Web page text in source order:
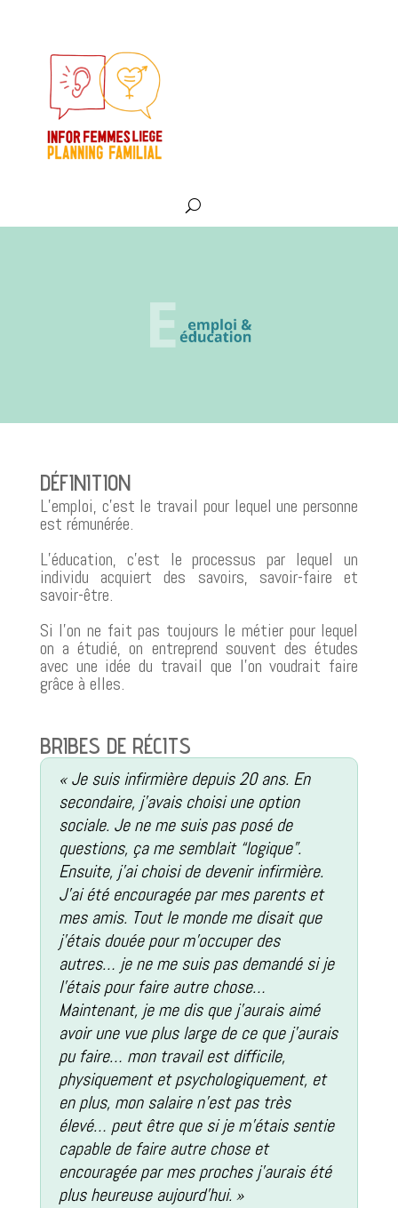
DÉFINITION
L’emploi, c’est le travail pour lequel une personne
est rémunérée.
L’éducation, c’est le processus par lequel un
individu acquiert des savoirs, savoir-faire et
savoir-être.
Si l’on ne fait pas toujours le métier pour lequel
on a étudié, on entreprend souvent des études
avec une idée du travail que l’on voudrait faire
grâce à elles.
BRIBES DE RÉCITS
« Je suis infirmière depuis 20 ans. En
secondaire, j’avais choisi une option
sociale. Je ne me suis pas posé de
questions, ça me semblait “logique”.
Ensuite, j’ai choisi de devenir infirmière.
J’ai été encouragée par mes parents et
mes amis. Tout le monde me disait que
j’étais douée pour m’occuper des
autres… je ne me suis pas demandé si je
l’étais pour faire autre chose…
Maintenant, je me dis que j’aurais aimé
avoir une vue plus large de ce que j’aurais
pu faire… mon travail est difficile,
physiquement et psychologiquement, et
en plus, mon salaire n’est pas très
élevé… peut être que si je m’étais sentie
capable de faire autre chose et
encouragée par mes proches j’aurais été
plus heureuse aujourd’hui. »